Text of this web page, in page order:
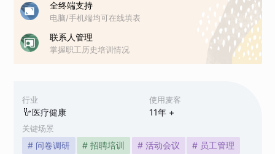
行业
医疗健康
使用麦客
11年 +
关键场景
# 问卷调研 # 招聘培训 # 活动会议
# 员工管理
全终端支持
电脑/手机端均可在线填表
联系人管理
掌握职工历史培训情况